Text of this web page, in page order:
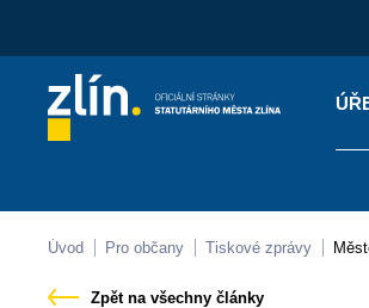
Kontakty
Úvod Pro občany Tiskové zprávy
Zpět na všechny články